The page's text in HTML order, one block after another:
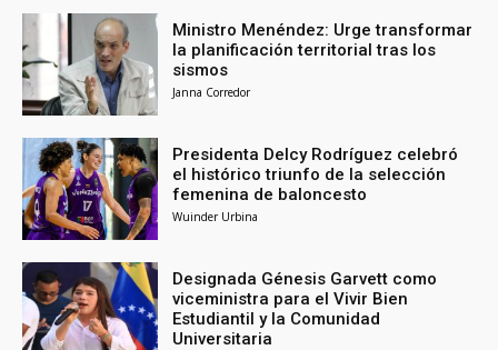
Ministro Menéndez: Urge transformar
la planificación territorial tras los
sismos
Janna Corredor
Presidenta Delcy Rodríguez celebró
el histórico triunfo de la selección
femenina de baloncesto
Wuinder Urbina
Designada Génesis Garvett como
viceministra para el Vivir Bien
Estudiantil y la Comunidad
Universitaria